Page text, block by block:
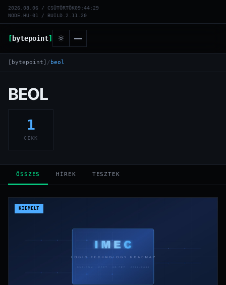
2026.08.06 / CSÜTÖRTÖK09:44:29
NODE.HU-01 / BUILD.2.11.20
[bytepoint]
[bytepoint] / beol
BEOL
1
CIKK
ÖSSZES HÍREK TESZTEK
KIEMELT